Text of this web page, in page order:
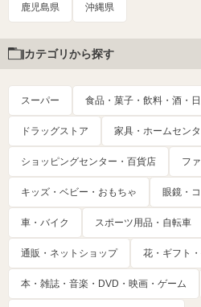
鹿児島県 沖縄県
カテゴリから探す
スーパー 食品・菓子・飲料・酒・
ドラッグストア 家具・ホームセン
ショッピングセンター・百貨店 フ
キッズ・ベビー・おもちゃ 眼鏡・
車・バイク スポーツ用品・自転車
通販・ネットショップ 花・ギフト
本・雑誌・音楽・DVD・映画・ゲーム